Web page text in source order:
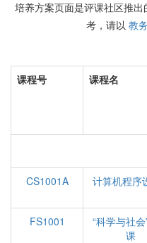
培养方案页面是评课社区推
考，请以 教
课程号 课程名
CS1001A 计算机程序
FS1001
“科学与社
课